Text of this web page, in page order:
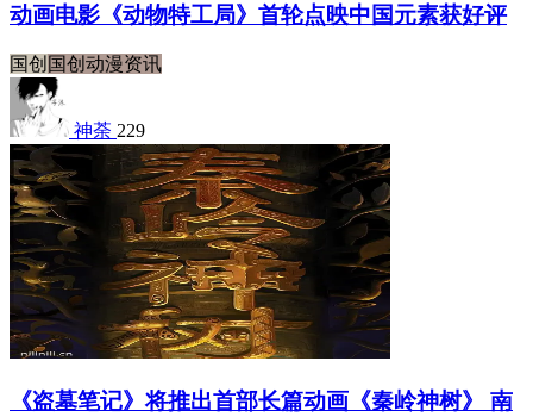
动画电影《动物特工局》首轮点映中国元素获好评
国创 国创动漫资讯
神荼 229
《盗墓笔记》将推出首部长篇动画《秦岭神树》 南